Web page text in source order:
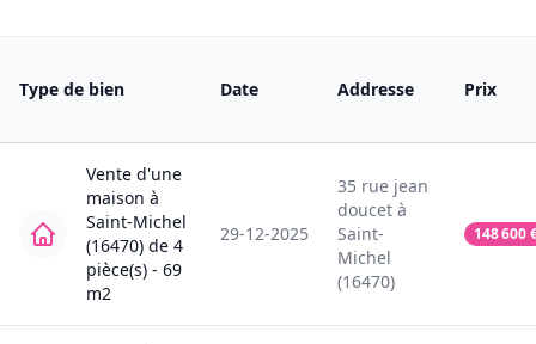
Type de bien Date Addresse Prix
Vente d'une
maison à
Saint-Michel
(16470) de 4
pièce(s) - 69
m2
29-12-2025
35 rue jean
doucet à
Saint-
Michel
(16470)
148 600